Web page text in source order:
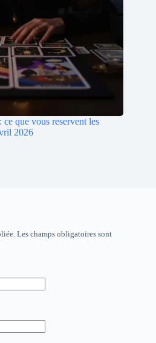
que vous reservent les
2026
Les champs obligatoires sont